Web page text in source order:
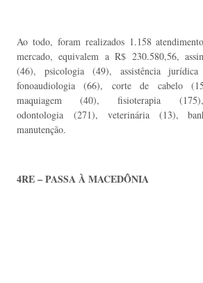
Ao todo, foram realizados 1.158
mercado, equivalem a R$ 230.580,56,
(46), psicologia (49), assistência
fonoaudiologia (66), corte de cabelo
maquiagem (40), fisioterapia
odontologia (271), veterinária (13),
manutenção.
4RE – PASSA À MACEDÔNIA